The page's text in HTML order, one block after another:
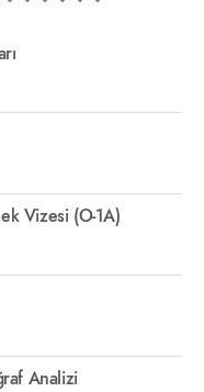
Vizesi (O-1A)
Analizi